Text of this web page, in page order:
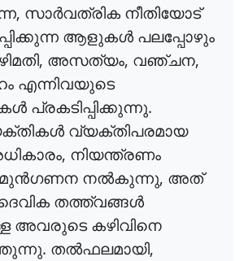
, സാർവത്രിക നീതിയോട്
ആളുകൾ പലപ്പോഴും
, അസത്യം, വഞ്ചന,
എന്നിവയുടെ
പ്രകടിപ്പിക്കുന്നു.
വ്യക്തിപരമായ
, നിയന്ത്രണം
മുൻഗണന നൽകുന്നു, അത്
തത്ത്വങ്ങൾ
അവരുടെ കഴിവിനെ
. തൽഫലമായി,